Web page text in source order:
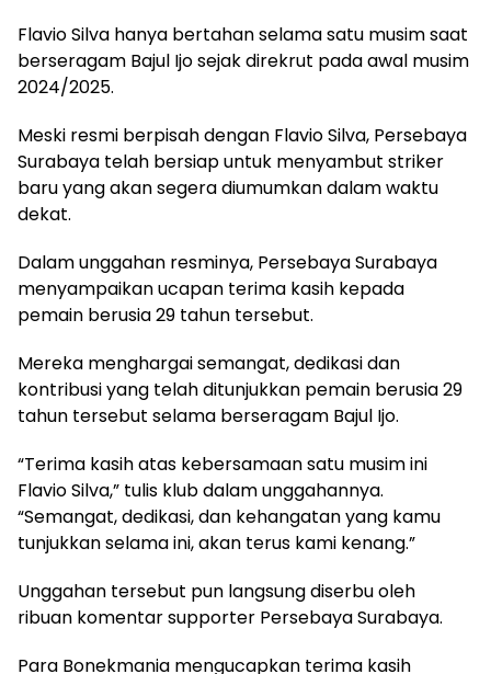
Flavio Silva hanya bertahan selama satu musim saat
berseragam Bajul Ijo sejak direkrut pada awal musim
2024/2025.
Meski resmi berpisah dengan Flavio Silva, Persebaya
Surabaya telah bersiap untuk menyambut striker
baru yang akan segera diumumkan dalam waktu
dekat.
Dalam unggahan resminya, Persebaya Surabaya
menyampaikan ucapan terima kasih kepada
pemain berusia 29 tahun tersebut.
Mereka menghargai semangat, dedikasi dan
kontribusi yang telah ditunjukkan pemain berusia 29
tahun tersebut selama berseragam Bajul Ijo.
“Terima kasih atas kebersamaan satu musim ini
Flavio Silva,” tulis klub dalam unggahannya.
“Semangat, dedikasi, dan kehangatan yang kamu
tunjukkan selama ini, akan terus kami kenang.”
Unggahan tersebut pun langsung diserbu oleh
ribuan komentar supporter Persebaya Surabaya.
Para Bonekmania mengucapkan terima kasih